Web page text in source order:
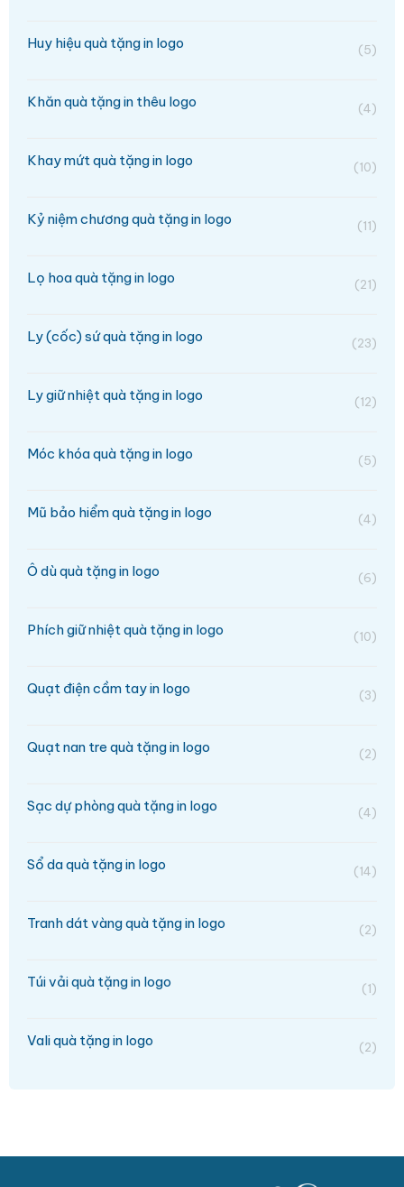
Huy hiệu quà tặng in logo (5)
Khăn quà tặng in thêu logo (4)
Khay mứt quà tặng in logo (10)
Kỷ niệm chương quà tặng in logo (11)
Lọ hoa quà tặng in logo (21)
Ly (cốc) sứ quà tặng in logo (23)
Ly giữ nhiệt quà tặng in logo (12)
Móc khóa quà tặng in logo (5)
Mũ bảo hiểm quà tặng in logo (4)
Ô dù quà tặng in logo (6)
Phích giữ nhiệt quà tặng in logo (10)
Quạt điện cầm tay in logo (3)
Quạt nan tre quà tặng in logo (2)
Sạc dự phòng quà tặng in logo (4)
Sổ da quà tặng in logo (14)
Tranh dát vàng quà tặng in logo (2)
Túi vải quà tặng in logo (1)
Vali quà tặng in logo (2)